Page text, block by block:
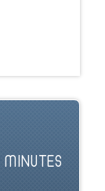
MINUTES